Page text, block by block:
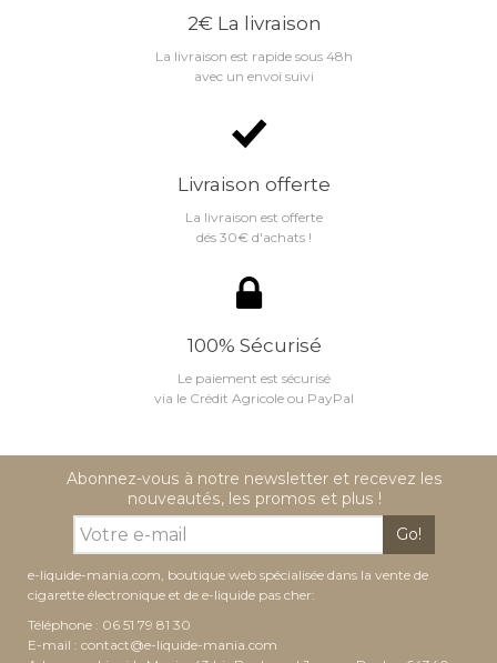
2€ La livraison
La livraison est rapide sous 48h
avec un envoi suivi
Livraison offerte
La livraison est offerte
dés 30€ d'achats !
100% Sécurisé
Le paiement est sécurisé
via le Crédit Agricole ou PayPal
Abonnez-vous à notre newsletter et recevez les
nouveautés, les promos et plus !
Go!
e-liquide-mania.com, boutique web spécialisée dans la vente de
cigarette électronique et de e-liquide pas cher:
Téléphone : 06 51 79 81 30
E-mail : contact@e-liquide-mania.com